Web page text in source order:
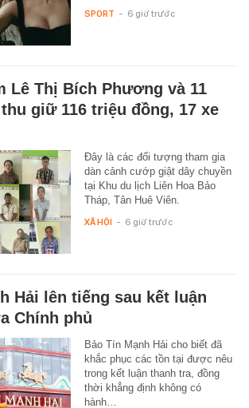
SPORT - 6 giờ trước
Lê Thị Bích Phương và 11
giữ 116 triệu đồng, 17 xe
Đây là các đối tượng tham gia
dàn cảnh cướp giật dây chuyền
tại Khu du lịch Liên Hoa Bảo
Tháp, Tân Huê Viên.
XÃ HỘI - 6 giờ trước
Hải lên tiếng sau kết luận
Chính phủ
Bảo Tín Mạnh Hải cho biết đã
khắc phục các tồn tại được nêu
trong kết luận thanh tra, đồng
thời khẳng định không có
hành…